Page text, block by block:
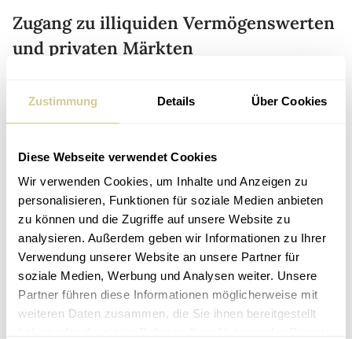
Zustimmung Details Über Cookies
Diese Webseite verwendet Cookies
Wir verwenden Cookies, um Inhalte und Anzeigen zu
personalisieren, Funktionen für soziale Medien anbieten
zu können und die Zugriffe auf unsere Website zu
analysieren. Außerdem geben wir Informationen zu Ihrer
Verwendung unserer Website an unsere Partner für
soziale Medien, Werbung und Analysen weiter. Unsere
Partner führen diese Informationen möglicherweise mit
weiteren Daten zusammen, die Sie ihnen bereitgestellt
Zugang zu illiquiden Vermögenswerten
und privaten Märkten
Anlageinstrumente wie Hedgefonds (HF), Private Equity
(PE) und Venture Capital Fonds (VC). Diese Lösungen
Absicherung gegen Risiken genutzt werden.
Allerdings sind diese Investitionsmöglichkeiten in der Regel
ausschließlich größeren Investor:innen zugänglich. Dies
liegt daran, dass häufig langfristige Investitionen und
höhere Mindestinvestitionen erforderlich sind als bei den
für die breite Öffentlichkeit zugänglichen
Anlageinstrumenten.
Ein weiterer wichtiger Faktor bei diesen